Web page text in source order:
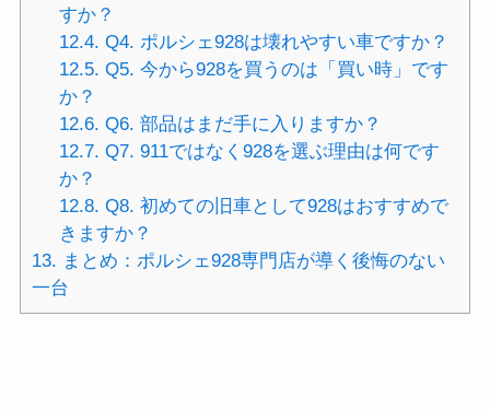
すか？
12.4. Q4. ポルシェ928は壊れやすい車ですか？
12.5. Q5. 今から928を買うのは「買い時」です
か？
12.6. Q6. 部品はまだ手に入りますか？
12.7. Q7. 911ではなく928を選ぶ理由は何です
か？
12.8. Q8. 初めての旧車として928はおすすめで
きますか？
13. まとめ：ポルシェ928専門店が導く後悔のない
一台